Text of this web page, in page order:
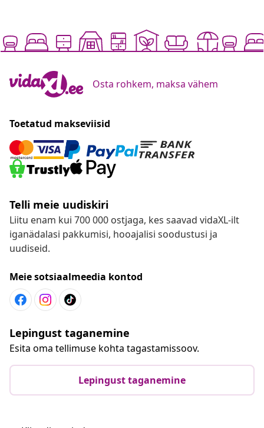
Osta rohkem, maksa vähem
Toetatud makseviisid
Telli meie uudiskiri
Liitu enam kui 700 000 ostjaga, kes saavad vidaXL-ilt
iganädalasi pakkumisi, hooajalisi soodustusi ja
uudiseid.
Meie sotsiaalmeedia kontod
Lepingust taganemine
Esita oma tellimuse kohta tagastamissoov.
Lepingust taganemine